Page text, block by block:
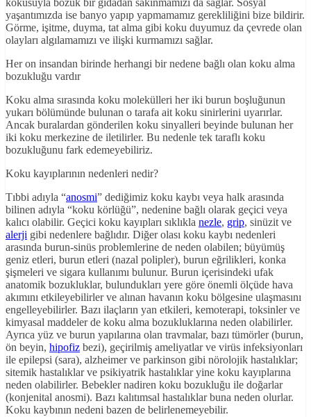
kokusuyla bozuk bir gıdadan sakınmamızı da sağlar. Sosyal
yaşantımızda ise banyo yapıp yapmamamız gerekliliğini bize bildirir.
Görme, işitme, duyma, tat alma gibi koku duyumuz da çevrede olan
olayları algılamamızı ve ilişki kurmamızı sağlar.
Her on insandan birinde herhangi bir nedene bağlı olan koku alma
bozukluğu vardır
Koku alma sırasında koku molekülleri her iki burun boşluğunun
yukarı bölümünde bulunan o tarafa ait koku sinirlerini uyarırlar.
Ancak buralardan gönderilen koku sinyalleri beyinde bulunan her
iki koku merkezine de iletilirler. Bu nedenle tek taraflı koku
bozukluğunu fark edemeyebiliriz.
Koku kayıplarının nedenleri nedir?
Tıbbi adıyla “anosmi” dediğimiz koku kaybı veya halk arasında
bilinen adıyla “koku körlüğü”, nedenine bağlı olarak geçici veya
kalıcı olabilir. Geçici koku kayıpları sıklıkla nezle, grip, sinüzit ve
alerji gibi nedenlere bağlıdır. Diğer olası koku kaybı nedenleri
arasında burun-sinüs problemlerine de neden olabilen; büyümüş
geniz etleri, burun etleri (nazal polipler), burun eğrilikleri, konka
şişmeleri ve sigara kullanımı bulunur. Burun içerisindeki ufak
anatomik bozukluklar, bulundukları yere göre önemli ölçüde hava
akımını etkileyebilirler ve alınan havanın koku bölgesine ulaşmasını
engelleyebilirler. Bazı ilaçların yan etkileri, kemoterapi, toksinler ve
kimyasal maddeler de koku alma bozukluklarına neden olabilirler.
Ayrıca yüz ve burun yapılarına olan travmalar, bazı tümörler (burun,
ön beyin, hipofiz bezi), geçirilmiş ameliyatlar ve virüs infeksiyonları
ile epilepsi (sara), alzheimer ve parkinson gibi nörolojik hastalıklar;
sitemik hastalıklar ve psikiyatrik hastalıklar yine koku kayıplarına
neden olabilirler. Bebekler nadiren koku bozukluğu ile doğarlar
(konjenital anosmi). Bazı kalıtımsal hastalıklar buna neden olurlar.
Koku kaybının nedeni bazen de belirlenemeyebilir.